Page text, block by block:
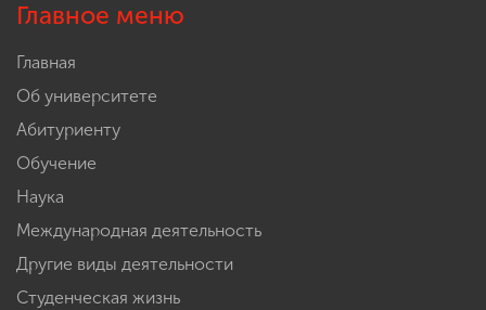
Главное меню
Главная
Об университете
Абитуриенту
Обучение
Наука
Международная деятельность
Другие виды деятельности
Студенческая жизнь